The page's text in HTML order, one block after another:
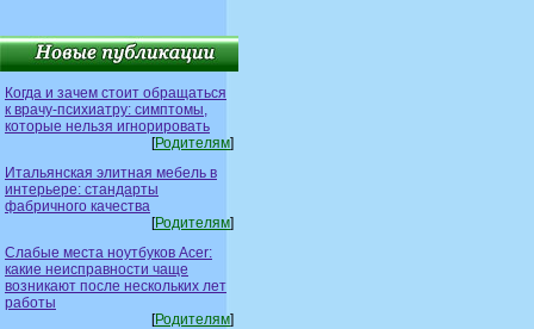
Когда и зачем стоит обращаться
к врачу-психиатру: симптомы,
которые нельзя игнорировать
[Родителям]
Итальянская элитная мебель в
интерьере: стандарты
фабричного качества
[Родителям]
Слабые места ноутбуков Acer:
какие неисправности чаще
возникают после нескольких лет
работы
[Родителям]